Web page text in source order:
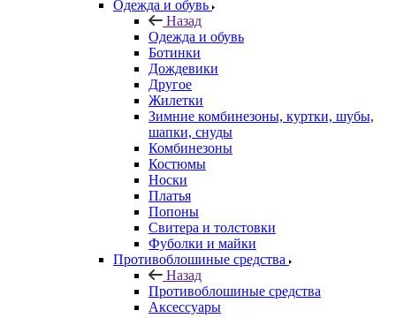
Одежда и обувь
Назад
Одежда и обувь
Ботинки
Дождевики
Другое
Жилетки
Зимние комбинезоны, куртки, шубы,
шапки, снуды
Комбинезоны
Костюмы
Носки
Платья
Попоны
Свитера и толстовки
Фуболки и майки
Противоблошиные средства
Назад
Противоблошиные средства
Аксессуары